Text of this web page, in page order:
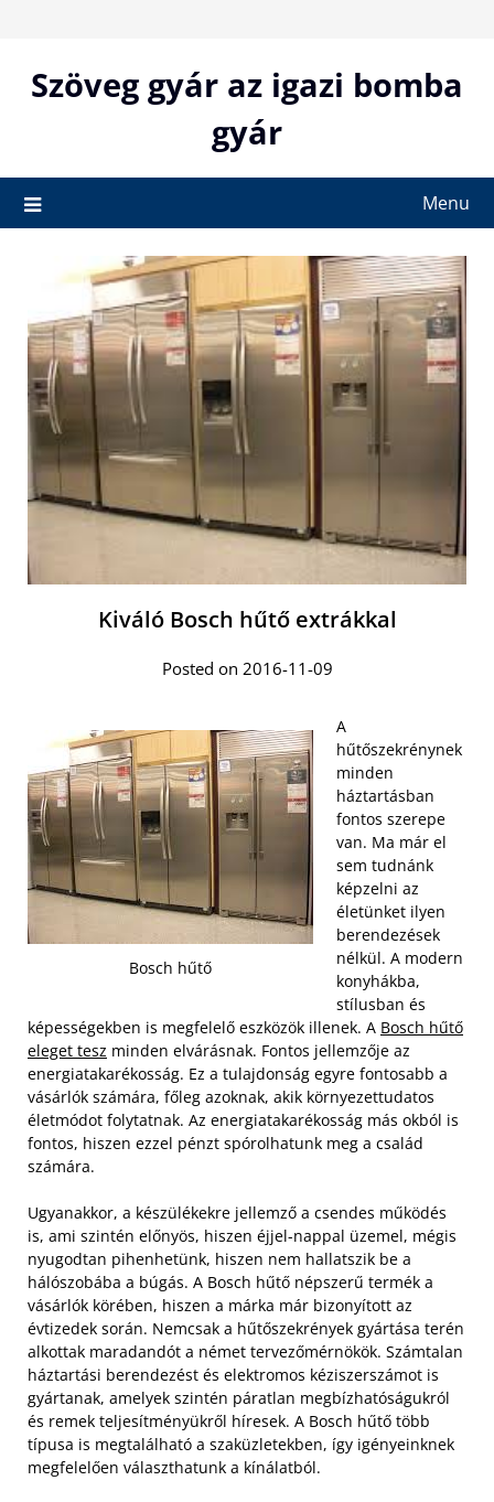
contentSzöveg gyár az igazi bomba
gyár
Menu
Kiváló Bosch hűtő extrákkal
Posted on 2016-11-09
Bosch hűtő
A
hűtőszekrénynek
minden
háztartásban
fontos szerepe
van. Ma már el
sem tudnánk
képzelni az
életünket ilyen
berendezések
nélkül. A modern
konyhákba,
stílusban és
képességekben is megfelelő eszközök illenek. A Bosch hűtő
eleget tesz minden elvárásnak. Fontos jellemzője az
energiatakarékosság. Ez a tulajdonság egyre fontosabb a
vásárlók számára, főleg azoknak, akik környezettudatos
életmódot folytatnak. Az energiatakarékosság más okból is
fontos, hiszen ezzel pénzt spórolhatunk meg a család
számára.
Ugyanakkor, a készülékekre jellemző a csendes működés
is, ami szintén előnyös, hiszen éjjel-nappal üzemel, mégis
nyugodtan pihenhetünk, hiszen nem hallatszik be a
hálószobába a búgás. A Bosch hűtő népszerű termék a
vásárlók körében, hiszen a márka már bizonyított az
évtizedek során. Nemcsak a hűtőszekrények gyártása terén
alkottak maradandót a német tervezőmérnökök. Számtalan
háztartási berendezést és elektromos kéziszerszámot is
gyártanak, amelyek szintén páratlan megbízhatóságukról
és remek teljesítményükről híresek. A Bosch hűtő több
típusa is megtalálható a szaküzletekben, így igényeinknek
megfelelően választhatunk a kínálatból.